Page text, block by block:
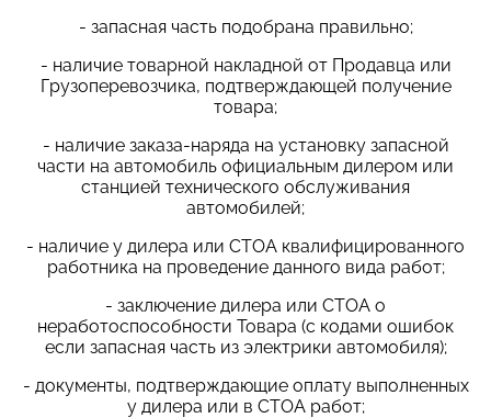
- запасная часть подобрана правильно;
- наличие товарной накладной от Продавца или
Грузоперевозчика, подтверждающей получение
товара;
- наличие заказа-наряда на установку запасной
части на автомобиль официальным дилером или
станцией технического обслуживания
автомобилей;
- наличие у дилера или СТОА квалифицированного
работника на проведение данного вида работ;
- заключение дилера или СТОА о
неработоспособности Товара (с кодами ошибок
если запасная часть из электрики автомобиля);
- документы, подтверждающие оплату выполненных
у дилера или в СТОА работ;